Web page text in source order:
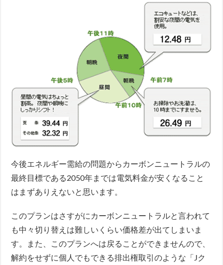
今後エネルギー需給の問題からカーボンニュートラルの
最終目標である2050年までは電気料金が安くなること
はまずありえないと思います。
このプランはさすがにカーボンニュートラルと言われて
も中々切り替えは難しいくらい価格差が出てしまいま
す。また、このプランへは戻ることができませんので、
解約をせずに個人でもできる排出権取引のような「Jク